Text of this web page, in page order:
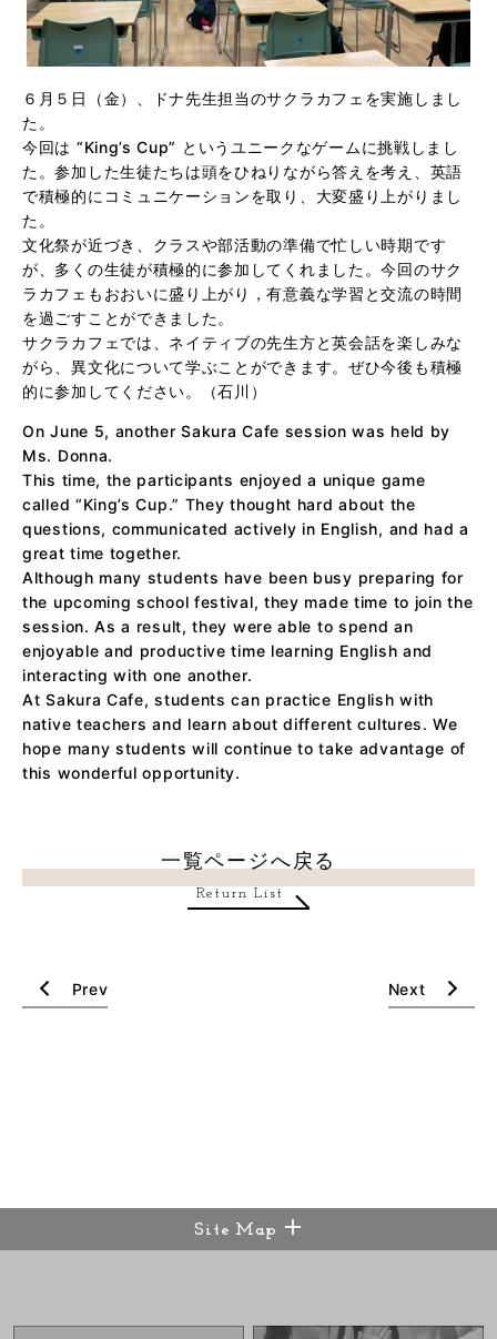
６月５日（金）、ドナ先生担当のサクラカフェを実施しまし
た。
今回は “King’s Cup” というユニークなゲームに挑戦しまし
た。参加した生徒たちは頭をひねりながら答えを考え、英語
で積極的にコミュニケーションを取り、大変盛り上がりまし
た。
文化祭が近づき、クラスや部活動の準備で忙しい時期です
が、多くの生徒が積極的に参加してくれました。今回のサク
ラカフェもおおいに盛り上がり，有意義な学習と交流の時間
を過ごすことができました。
サクラカフェでは、ネイティブの先生方と英会話を楽しみな
がら、異文化について学ぶことができます。ぜひ今後も積極
的に参加してください。（石川）
On June 5, another Sakura Cafe session was held by
Ms. Donna.
This time, the participants enjoyed a unique game
called “King’s Cup.” They thought hard about the
questions, communicated actively in English, and had a
great time together.
Although many students have been busy preparing for
the upcoming school festival, they made time to join the
session. As a result, they were able to spend an
enjoyable and productive time learning English and
interacting with one another.
At Sakura Cafe, students can practice English with
native teachers and learn about different cultures. We
hope many students will continue to take advantage of
this wonderful opportunity.
一覧ページへ戻る
Return List
Prev Next
Site Map